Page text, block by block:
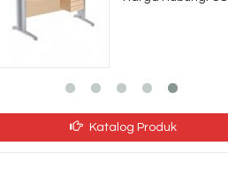
Katalog Produk